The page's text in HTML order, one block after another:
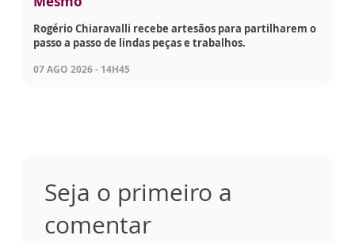
Rogério Chiaravalli recebe artesãos para partilharem o
passo a passo de lindas peças e trabalhos.
07 AGO 2026 - 14H45
Seja o primeiro a
comentar